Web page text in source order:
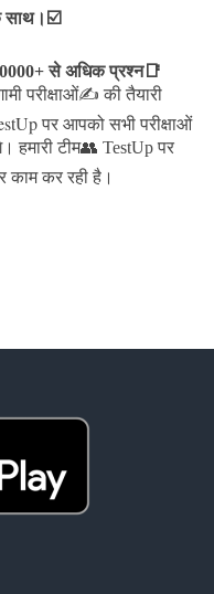
साथ।☑️
से अधिक प्रश्न📑
परीक्षाओं✍️ की तैयारी
पर आपको सभी परीक्षाओं
हमारी टीम👥 TestUp पर
कर रही है।